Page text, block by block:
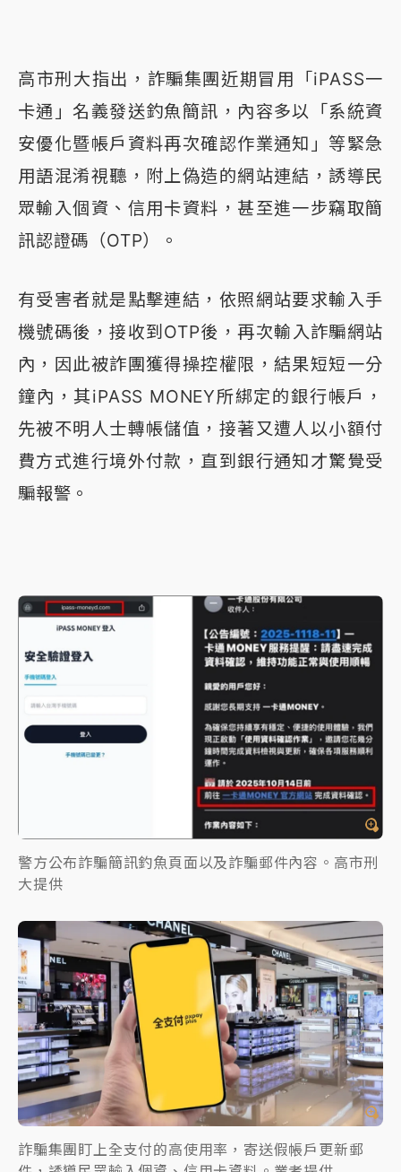
高市刑大指出，詐騙集團近期冒用「iPASS一
卡通」名義發送釣魚簡訊，內容多以「系統資
安優化暨帳戶資料再次確認作業通知」等緊急
用語混淆視聽，附上偽造的網站連結，誘導民
眾輸入個資、信用卡資料，甚至進一步竊取簡
訊認證碼（OTP）。
有受害者就是點擊連結，依照網站要求輸入手
機號碼後，接收到OTP後，再次輸入詐騙網站
內，因此被詐團獲得操控權限，結果短短一分
鐘內，其iPASS MONEY所綁定的銀行帳戶，
先被不明人士轉帳儲值，接著又遭人以小額付
費方式進行境外付款，直到銀行通知才驚覺受
騙報警。
警方公布詐騙簡訊釣魚頁面以及詐騙郵件內容。高市刑
大提供
詐騙集團盯上全支付的高使用率，寄送假帳戶更新郵